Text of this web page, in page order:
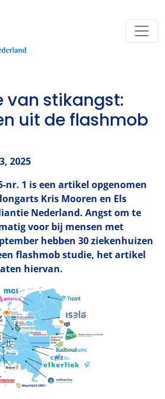
van stikangst:
uit de flashmob
2025
nr. 1 is een artikel opgenomen
Kris Mooren en Els
Nederland. Angst om te
voor bij mensen met
hebben 30 ziekenhuizen
flashmob studie, hetartikel
hiervan.